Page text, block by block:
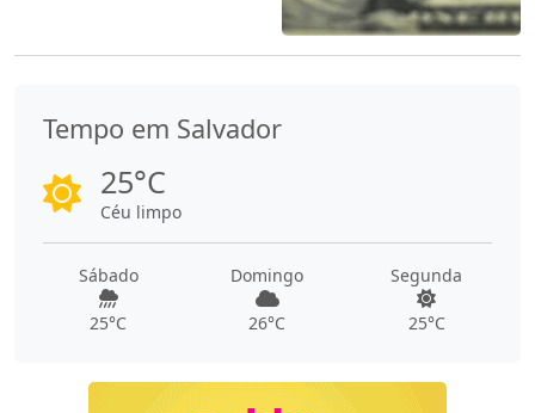
Tempo em Salvador
25°C
Céu limpo
Sábado
25°C
Domingo
26°C
Segunda
25°C